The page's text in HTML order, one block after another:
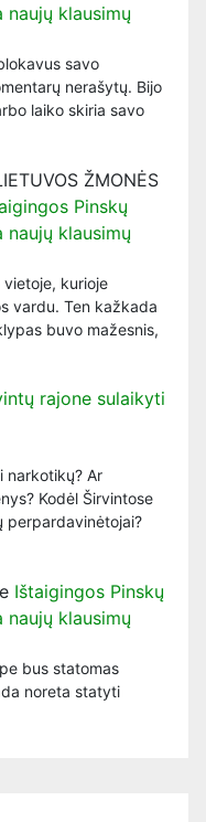
klausimų
savo
nerašytų. Bijo
laiko skiria savo
ŽMONĖS
Pinskų
klausimų
vietoje, kurioje
vardu. Ten kažkada
buvo mažesnis,
rajone sulaikyti
narkotikų? Ar
Kodėl Širvintose
perpardavinėtojai?
Ištaigingos Pinskų
klausimų
bus statomas
noreta statyti